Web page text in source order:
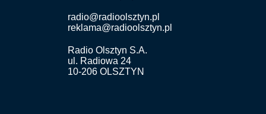
radio@radioolsztyn.pl
reklama@radioolsztyn.pl
Radio Olsztyn S.A.
ul. Radiowa 24
10-206 OLSZTYN